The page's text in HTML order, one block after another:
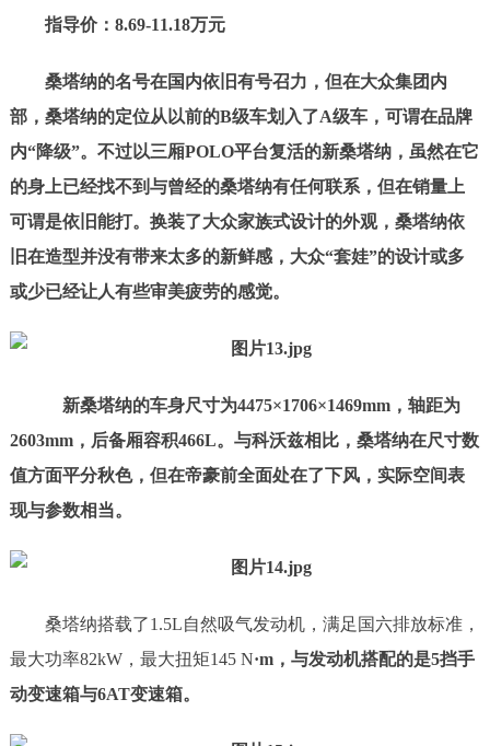
指导价：8.69-11.18万元
桑塔纳的名号在国内依旧有号召力，但在大众集团内
部，桑塔纳的定位从以前的B级车划入了A级车，可谓在品牌
内“降级”。不过以三厢POLO平台复活的新桑塔纳，虽然在它
的身上已经找不到与曾经的桑塔纳有任何联系，但在销量上
可谓是依旧能打。换装了大众家族式设计的外观，桑塔纳依
旧在造型并没有带来太多的新鲜感，大众“套娃”的设计或多
或少已经让人有些审美疲劳的感觉。
新桑塔纳的车身尺寸为4475×1706×1469mm，轴距为
2603mm，后备厢容积466L。与科沃兹相比，桑塔纳在尺寸数
值方面平分秋色，但在帝豪前全面处在了下风，实际空间表
现与参数相当。
桑塔纳搭载了1.5L自然吸气发动机，满足国六排放标准，
最大功率82kW，最大扭矩145 N·m，与发动机搭配的是5挡手
动变速箱与6AT变速箱。